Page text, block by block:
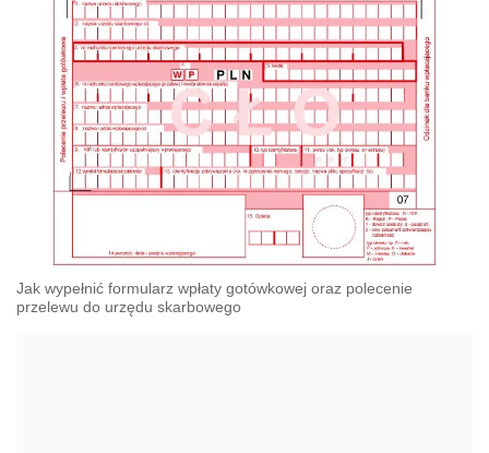
Jak wypełnić formularz wpłaty gotówkowej oraz polecenie
przelewu do urzędu skarbowego